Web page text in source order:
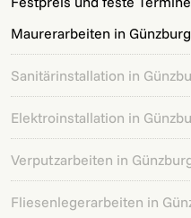
Maurerarbeiten in Günzburg
Sanitärinstallation in
Elektroinstallation in
Verputzarbeiten in
Fliesenlegerarbeiten in